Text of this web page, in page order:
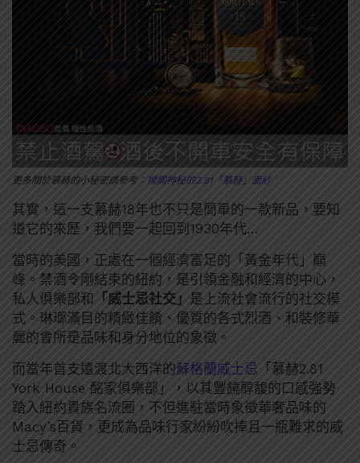
更多關於慕赫的小秘密請參考： 撥開神秘的2.81「慕赫」面紗
其實，這一支慕赫18年也不只是簡單的一款新品，要知
道它的來歷，我們要一起回到1930年代…
當時的美國，正處在一個經濟富足的「黃金年代」巔
峰。禁酒令剛結束的紐約，是引領金融和經濟的中心，
私人俱樂部和
「威士忌社交」 是上流社會流行的社交模
式。琳瑯滿目的精緻佳餚、優質的各式烈酒、和裝修華
麗的會所是品味和身分地位的象徵。
而當年首支遠渡北大西洋的蘇格蘭威士忌 「慕赫2.81
York House 酩家俱樂部」，以其豐饒醇馥的口感強勢
踏入紐約貴族名流圈，不但進駐當時象徵華奢品味的
Macy’s百貨，更成為品味行家紛紛吹捧且一瓶難求的威
士忌傳奇。